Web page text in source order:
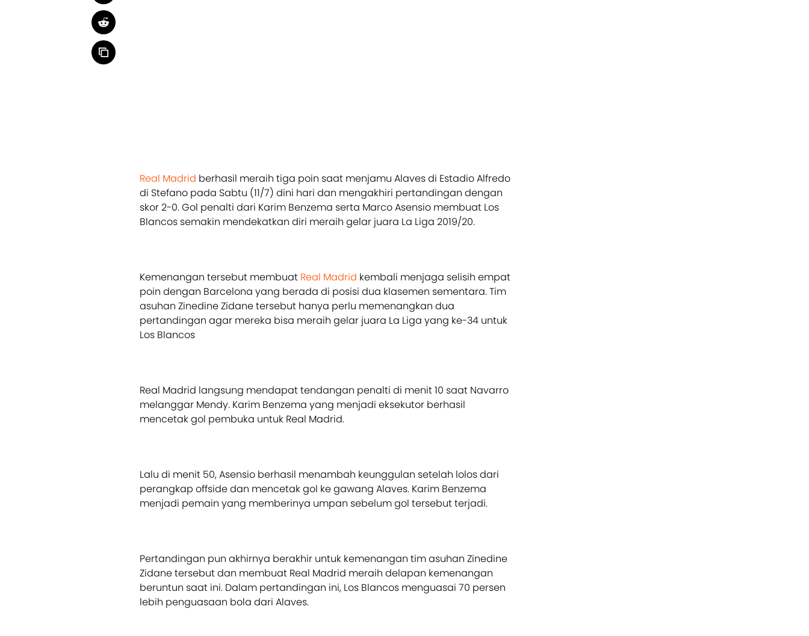
Real Madrid berhasil meraih tiga poin saat menjamu Alaves di Estadio Alfredo
di Stefano pada Sabtu (11/7) dini hari dan mengakhiri pertandingan dengan
skor 2-0. Gol penalti dari Karim Benzema serta Marco Asensio membuat Los
Blancos semakin mendekatkan diri meraih gelar juara La Liga 2019/20.
Kemenangan tersebut membuat Real Madrid kembali menjaga selisih empat
poin dengan Barcelona yang berada di posisi dua klasemen sementara. Tim
asuhan Zinedine Zidane tersebut hanya perlu memenangkan dua
pertandingan agar mereka bisa meraih gelar juara La Liga yang ke-34 untuk
Los Blancos
Real Madrid langsung mendapat tendangan penalti di menit 10 saat Navarro
melanggar Mendy. Karim Benzema yang menjadi eksekutor berhasil
mencetak gol pembuka untuk Real Madrid.
Lalu di menit 50, Asensio berhasil menambah keunggulan setelah lolos dari
perangkap offside dan mencetak gol ke gawang Alaves. Karim Benzema
menjadi pemain yang memberinya umpan sebelum gol tersebut terjadi.
Pertandingan pun akhirnya berakhir untuk kemenangan tim asuhan Zinedine
Zidane tersebut dan membuat Real Madrid meraih delapan kemenangan
beruntun saat ini. Dalam pertandingan ini, Los Blancos menguasai 70 persen
lebih penguasaan bola dari Alaves.